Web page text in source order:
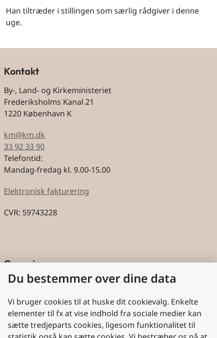
Han tiltræder i stillingen som særlig rådgiver i denne
uge.
Kontakt
By-, Land- og Kirkeministeriet
Frederiksholms Kanal 21
1220 København K
km@km.dk
33 92 33 90
Telefontid:
Mandag-fredag kl. 9.00-15.00
Elektronisk fakturering
CVR: 59743228
Genveje
Cookies
Aktindsigt
Persondatabeskyttelse
Du bestemmer over dine data
Vi bruger cookies til at huske dit cookievalg. Enkelte
elementer til fx at vise indhold fra sociale medier kan
sætte tredjeparts cookies, ligesom funktionalitet til